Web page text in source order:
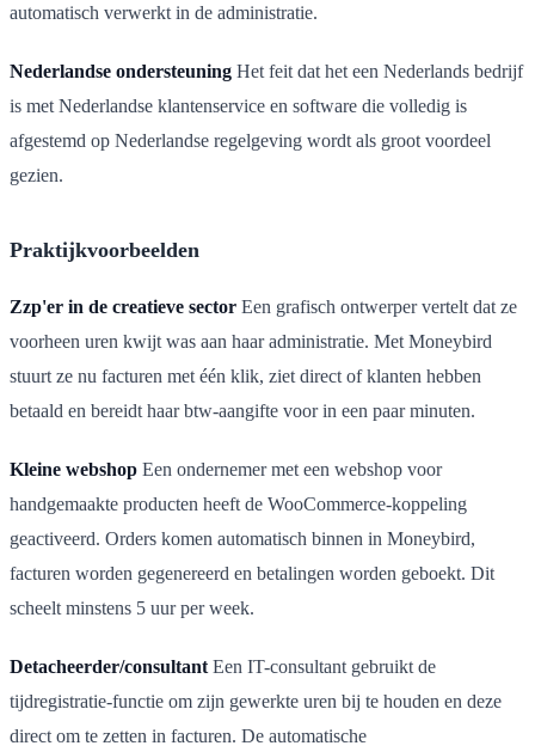
automatisch verwerkt in de administratie.
Nederlandse ondersteuning Het feit dat het een Nederlands bedrijf
is met Nederlandse klantenservice en software die volledig is
afgestemd op Nederlandse regelgeving wordt als groot voordeel
gezien.
Praktijkvoorbeelden
Zzp'er in de creatieve sector Een grafisch ontwerper vertelt dat ze
voorheen uren kwijt was aan haar administratie. Met Moneybird
stuurt ze nu facturen met één klik, ziet direct of klanten hebben
betaald en bereidt haar btw-aangifte voor in een paar minuten.
Kleine webshop Een ondernemer met een webshop voor
handgemaakte producten heeft de WooCommerce-koppeling
geactiveerd. Orders komen automatisch binnen in Moneybird,
facturen worden gegenereerd en betalingen worden geboekt. Dit
scheelt minstens 5 uur per week.
Detacheerder/consultant Een IT-consultant gebruikt de
tijdregistratie-functie om zijn gewerkte uren bij te houden en deze
direct om te zetten in facturen. De automatische